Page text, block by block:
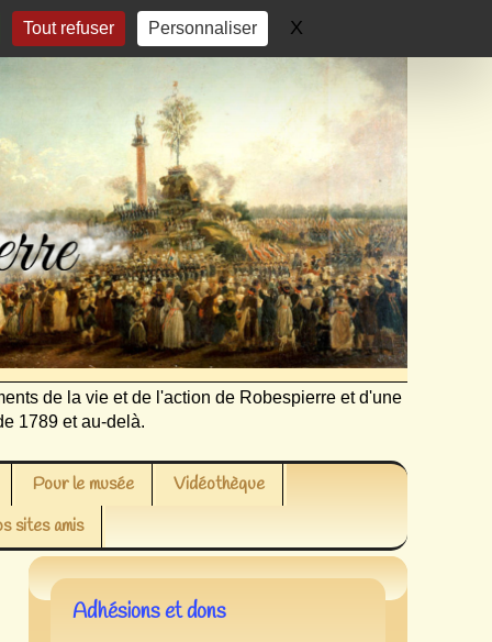
Tout refuser Personnaliser X
de la vie et de l'action de Robespierre et d'une
1789 et au-delà.
Pour le musée
Vidéothèque
sites amis
Adhésions et dons